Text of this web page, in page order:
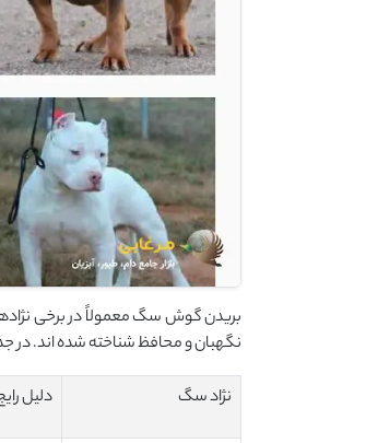
بریدن گوش سگ معمولاً در برخی
نگهبان و محافظ شناخته شده اند. در
نژاد سگ دلیل